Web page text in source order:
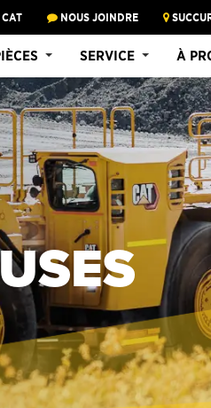
NOUS JOINDRE
SERVICE À